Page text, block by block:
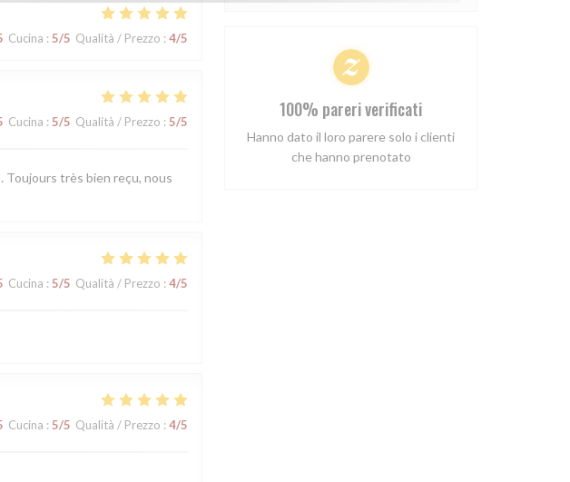
Cucina : 5/5 Qualità / Prezzo : 4/5
Cucina : 5/5 Qualità / Prezzo : 5/5
Toujours très bien reçu, nous
Cucina : 5/5 Qualità / Prezzo : 4/5
Cucina : 5/5 Qualità / Prezzo : 4/5
100% pareri verificati
Hanno dato il loro parere solo i clienti
che hanno prenotato